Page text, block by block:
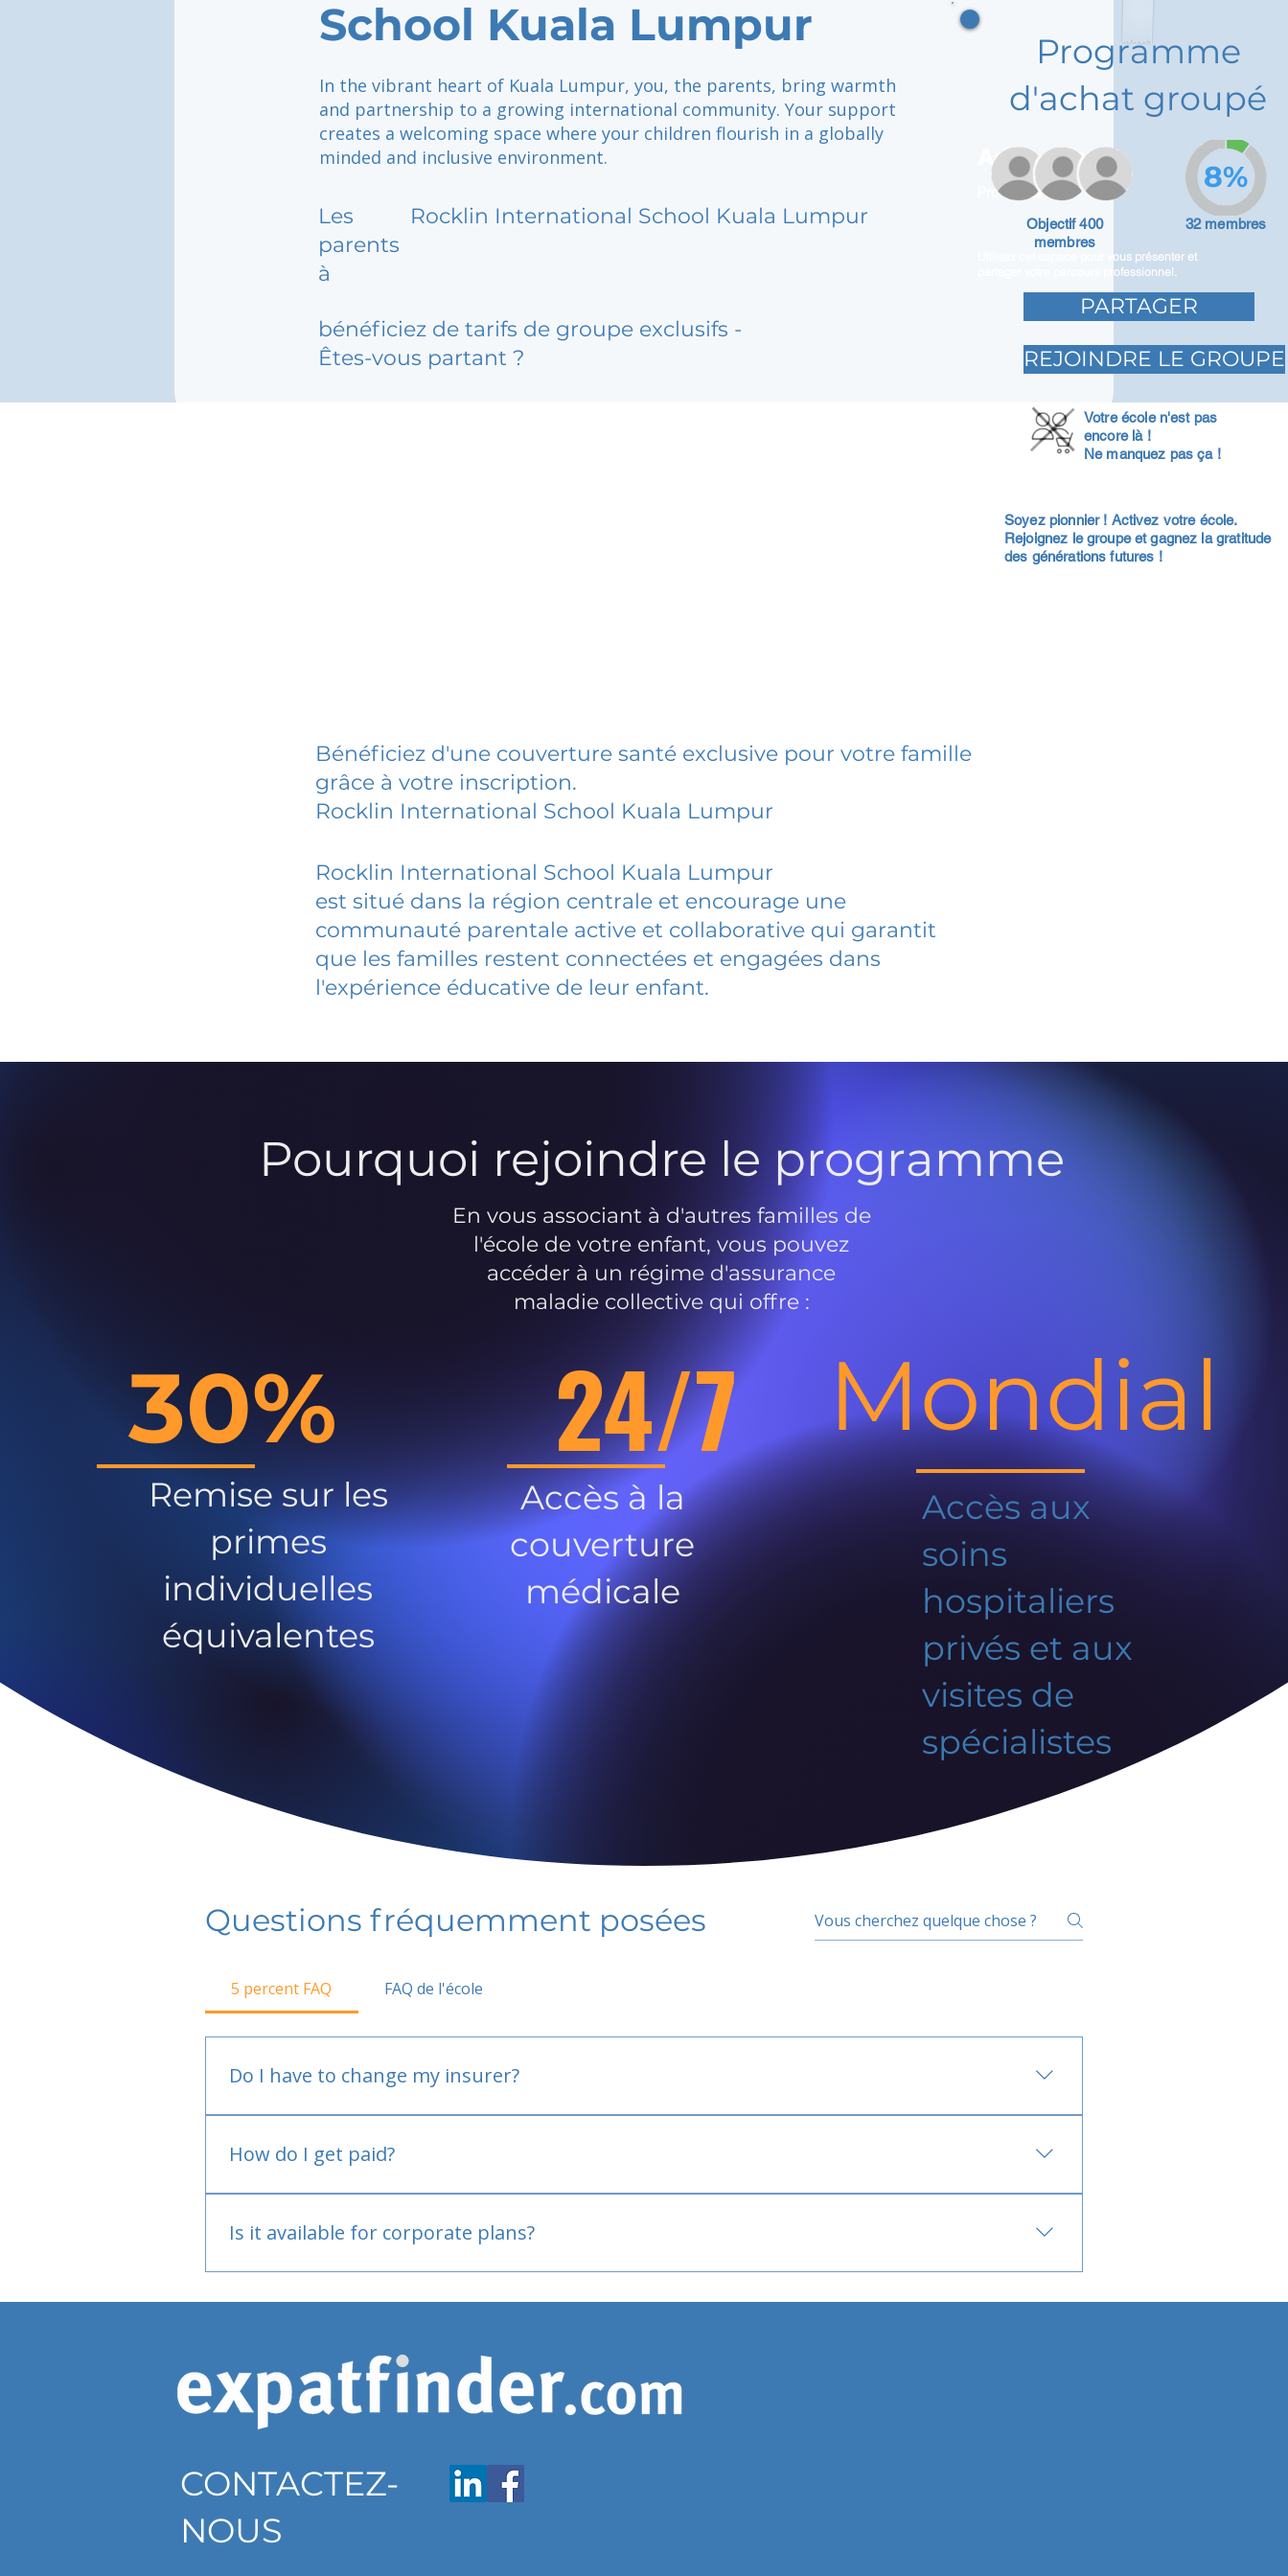
School Kuala Lumpur
In the vibrant heart of Kuala Lumpur, you, the parents, bring warmth
and partnership to a growing international community. Your support
creates a welcoming space where your children flourish in a globally
minded and inclusive environment.
Les
parents
à
Rocklin International School Kuala Lumpur
bénéficiez de tarifs de groupe exclusifs -
Êtes-vous partant ?
Adam Caar
Promoteur
Utilisez cet espace pour vous présenter et
partager votre parcours professionnel.
Programme
d'achat groupé
Objectif 400
membres
32 membres
8%
PARTAGER
REJOINDRE LE GROUPE
Votre école n'est pas
encore là !
Ne manquez pas ça !
Soyez pionnier ! Activez votre école.
Rejoignez le groupe et gagnez la gratitude
des générations futures !
Bénéficiez d'une couverture santé exclusive pour votre famille
grâce à votre inscription.
Rocklin International School Kuala Lumpur
Rocklin International School Kuala Lumpur
est situé dans la région centrale et encourage une
communauté parentale active et collaborative qui garantit
que les familles restent connectées et engagées dans
l'expérience éducative de leur enfant.
Pourquoi rejoindre le programme
En vous associant à d'autres familles de
l'école de votre enfant, vous pouvez
accéder à un régime d'assurance
maladie collective qui offre :
30%
Remise sur les
primes
individuelles
équivalentes
24/7
Accès à la
couverture
médicale
Mondial
Accès aux
soins
hospitaliers
privés et aux
visites de
spécialistes
Questions fréquemment posées
5 percent FAQ FAQ de l'école
Do I have to change my insurer?
How do I get paid?
Is it available for corporate plans?
CONTACTEZ-
NOUS